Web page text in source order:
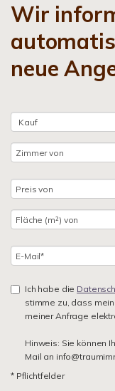
Wir
neue
Ich habe die
stimme zu, dass
meiner Anfrage
Hinweis: Sie können
Mail an
* Pflichtfelder